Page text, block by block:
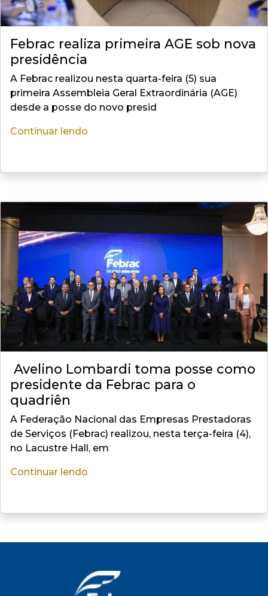
Febrac realiza primeira AGE sob nova
presidência
A Febrac realizou nesta quarta-feira (5) sua
primeira Assembleia Geral Extraordinária (AGE)
desde a posse do novo presid
Continuar lendo
Avelino Lombardi toma posse como
presidente da Febrac para o
quadriên
A Federação Nacional das Empresas Prestadoras
de Serviços (Febrac) realizou, nesta terça-feira (4),
no Lacustre Hall, em
Continuar lendo